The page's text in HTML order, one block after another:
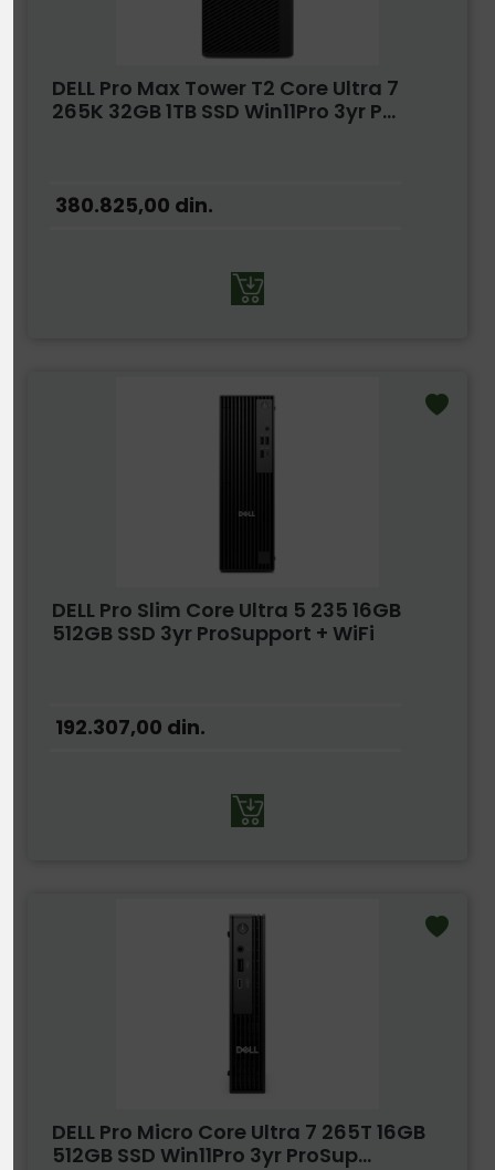
DELL Pro Max Tower T2 Core Ultra 7
265K 32GB 1TB SSD Win11Pro 3yr P...
380.825,00 din.
DELL Pro Slim Core Ultra 5 235 16GB
512GB SSD 3yr ProSupport + WiFi
192.307,00 din.
DELL Pro Micro Core Ultra 7 265T 16GB
512GB SSD Win11Pro 3yr ProSup...